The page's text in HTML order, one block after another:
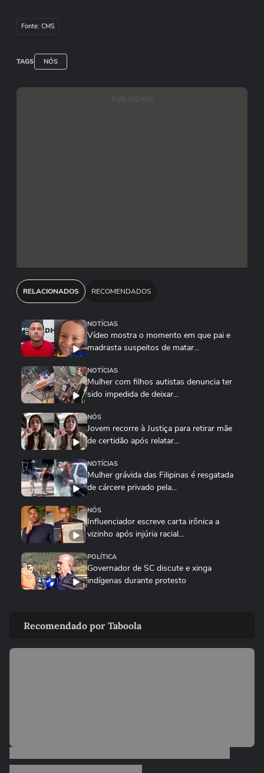
marketing, podem mitigar a pressão estética.
Fonte: CMS
TAGS NÓS
PUBLICIDADE
RELACIONADOS RECOMENDADOS
NOTÍCIAS
Vídeo mostra o momento em que pai e
madrasta suspeitos de matar...
NOTÍCIAS
Mulher com filhos autistas denuncia ter
sido impedida de deixar...
NÓS
Jovem recorre à Justiça para retirar mãe
de certidão após relatar...
NOTÍCIAS
Mulher grávida das Filipinas é resgatada
de cárcere privado pela...
NÓS
Influenciador escreve carta irônica a
vizinho após injúria racial...
POLÍTICA
Governador de SC discute e xinga
indígenas durante protesto
se casa com Tati Dias no...
MEU SONORA
foto íntima copiada por...
Recomendado por Taboola